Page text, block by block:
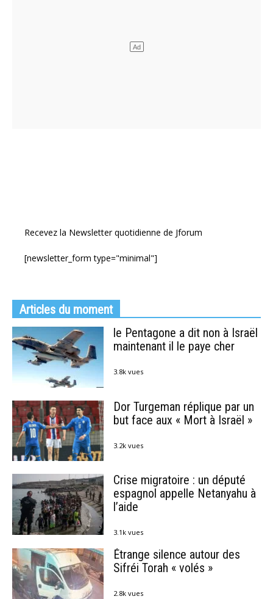
Recevez la Newsletter quotidienne de Jforum
[newsletter_form type="minimal"]
Articles du moment
le Pentagone a dit non à Israël
maintenant il le paye cher
3.8k vues
Dor Turgeman réplique par un
but face aux « Mort à Israël »
3.2k vues
Crise migratoire : un député
espagnol appelle Netanyahu à
l’aide
3.1k vues
Étrange silence autour des
Sifréi Torah « volés »
2.8k vues